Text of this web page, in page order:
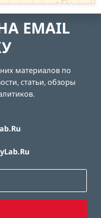
ЕВОГА
EMAIL
материалов по
статьи, обзоры